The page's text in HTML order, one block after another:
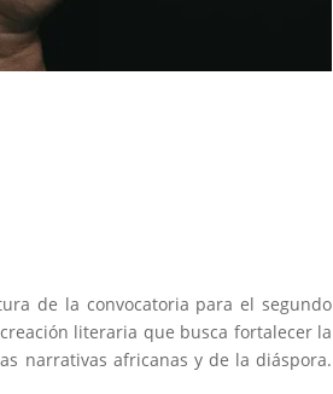
de la convocatoria para el segundo
literaria que busca fortalecer la
narrativas africanas y de la diáspora.